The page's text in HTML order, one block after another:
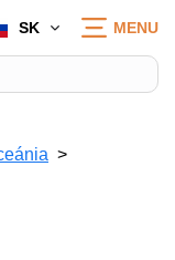
SK MENU